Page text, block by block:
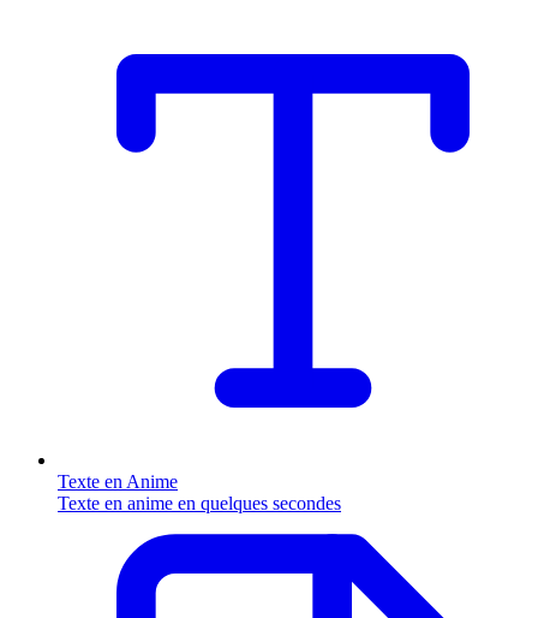
Texte en Anime
Texte en anime en quelques secondes